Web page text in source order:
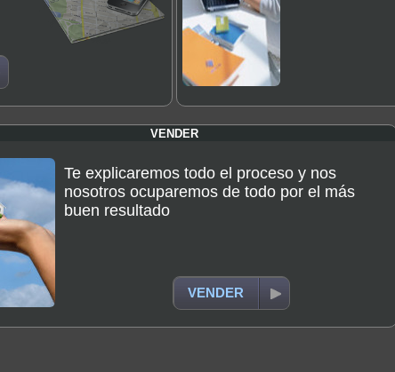
VENDER
Te explicaremos todo el proceso y nos
nosotros ocuparemos de todo por el más
buen resultado
VENDER